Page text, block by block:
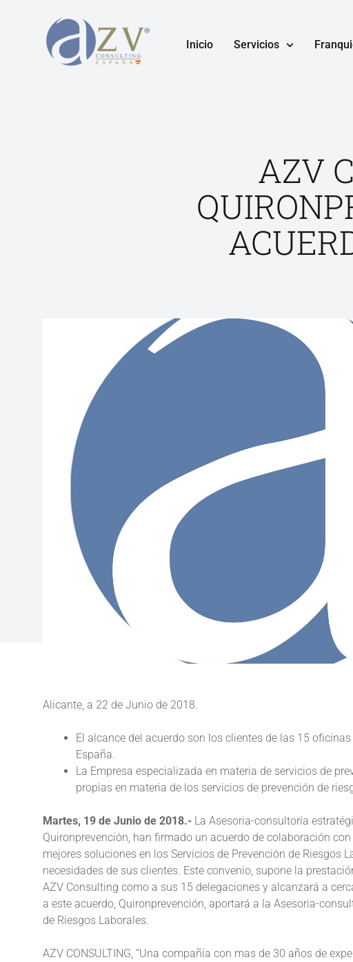
Inicio Servicios
AZV
Alicante, a 22 de Junio de 2018.
El alcance del acuerdo son los clientes de las 15
España.
La Empresa especializada en materia de servicios de
propias en materia de los servicios de prevención de
Martes, 19 de Junio de 2018.- La Asesoria-consultoría
Quironprevención, han firmado un acuerdo de colaboración
mejores soluciones en los Servicios de Prevención de Riesgos
necesidades de sus clientes. Este convenio, supone la
AZV Consulting como a sus 15 delegaciones y alcanzará a
a este acuerdo, Quironprevención, aportará a la Asesoria-
de Riesgos Laborales.
AZV CONSULTING, “Una compañía con mas de 30 años de